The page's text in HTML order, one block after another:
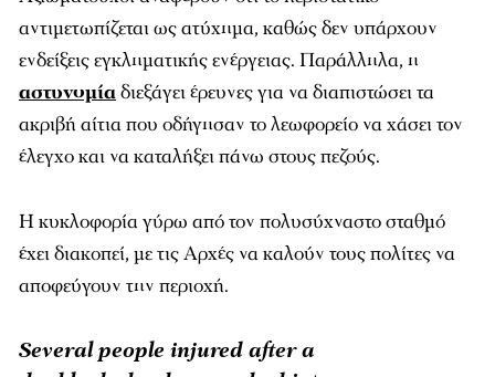
αντιμετωπίζεται ως ατύχημα, καθώς δεν υπάρχουν
ενδείξεις εγκληματικής ενέργειας. Παράλληλα, η
αστυνομίαδιεξάγει έρευνες για να διαπιστώσει τα
ακριβή αίτια που οδήγησαν το λεωφορείο να χάσει τον
έλεγχο και να καταλήξει πάνω στους πεζούς.
Η κυκλοφορία γύρω από τον πολυσύχναστο σταθμό
έχει διακοπεί, με τις Αρχές να καλούν τους πολίτες να
αποφεύγουν την περιοχή.
Several people injured after a